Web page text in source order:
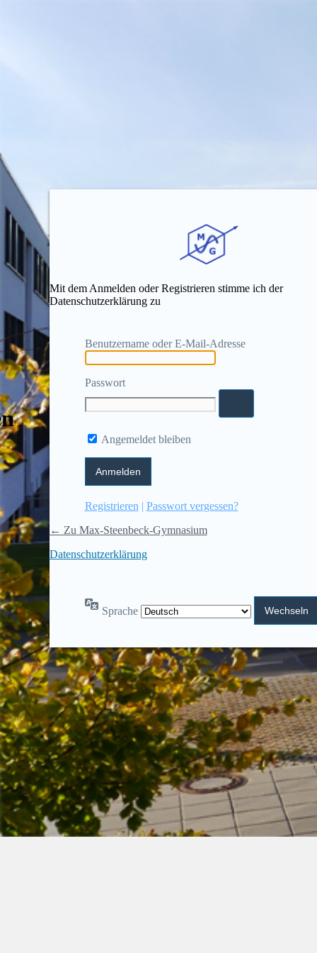
Mit dem Anmelden oder Registrieren stimme ich der
Datenschutzerklärung zu
Benutzername oder E-Mail-Adresse
Passwort
Angemeldet bleiben
Registrieren | Passwort vergessen?
← Zu Max-Steenbeck-Gymnasium
Datenschutzerklärung
Sprache